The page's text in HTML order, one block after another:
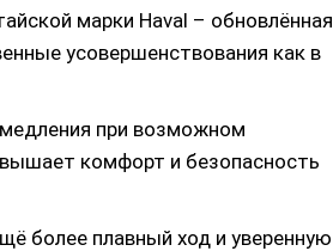
марки Haval – обновлённая
усовершенствования как в
при возможном
комфорт и безопасность
более плавный ход и уверенную